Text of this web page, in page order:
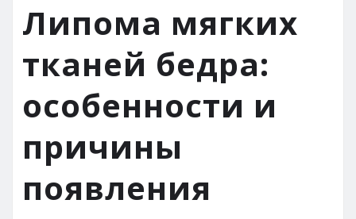
Липома мягких
тканей бедра:
особенности и
причины
появления